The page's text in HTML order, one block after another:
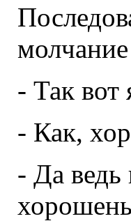
- Так вот
- Как,
- Да ведь